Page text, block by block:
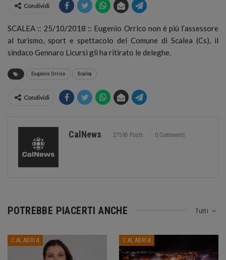
Condividi
SCALEA :: 25/10/2018 :: Eugenio Orrico non è più l’assessore
al turismo, sport e spettacolo del Comune di Scalea (Cs), il
sindaco Gennaro Licursi gli ha ritirato le deleghe.
Eugenio Orrico Scalea
Condividi
CalNews 27595 Posts 0 Comments
Tutti
POTREBBE PIACERTI ANCHE
CALABRIA CALABRIA